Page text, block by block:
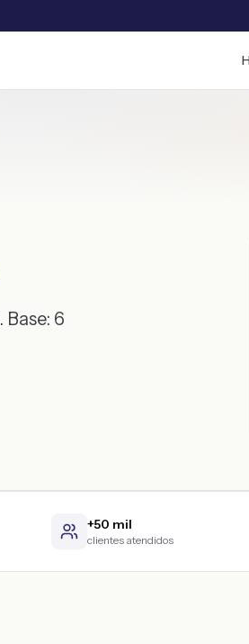
. Base: 6
+50 mil
clientes atendidos